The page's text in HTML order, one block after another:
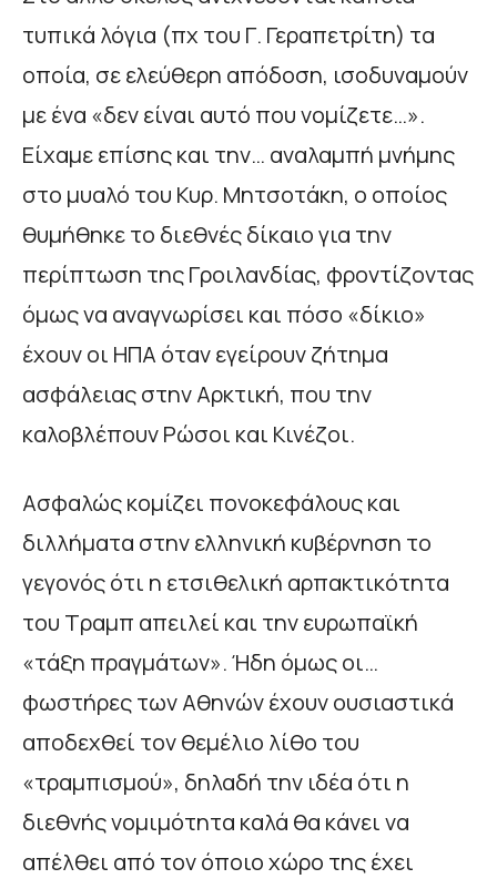
τυπικά λόγια (πχ του Γ. Γεραπετρίτη) τα
οποία, σε ελεύθερη απόδοση, ισοδυναμούν
με ένα «δεν είναι αυτό που νομίζετε…».
Είχαμε επίσης και την… αναλαμπή μνήμης
στο μυαλό του Κυρ. Μητσοτάκη, ο οποίος
θυμήθηκε το διεθνές δίκαιο για την
περίπτωση της Γροιλανδίας, φροντίζοντας
όμως να αναγνωρίσει και πόσο «δίκιο»
έχουν οι ΗΠΑ όταν εγείρουν ζήτημα
ασφάλειας στην Αρκτική, που την
καλοβλέπουν Ρώσοι και Κινέζοι.
Ασφαλώς κομίζει πονοκεφάλους και
διλλήματα στην ελληνική κυβέρνηση το
γεγονός ότι η ετσιθελική αρπακτικότητα
του Τραμπ απειλεί και την ευρωπαϊκή
«τάξη πραγμάτων». Ήδη όμως οι…
φωστήρες των Αθηνών έχουν ουσιαστικά
αποδεχθεί τον θεμέλιο λίθο του
«τραμπισμού», δηλαδή την ιδέα ότι η
διεθνής νομιμότητα καλά θα κάνει να
απέλθει από τον όποιο χώρο της έχει